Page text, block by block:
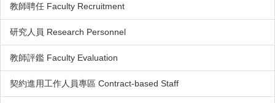
教師聘任 Faculty Recruitment
研究人員 Research Personnel
教師評鑑 Faculty Evaluation
契約進用工作人員專區 Contract-based Staff